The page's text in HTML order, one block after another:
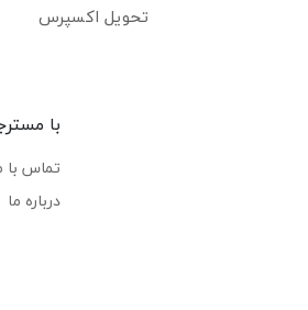
تحویل اکسپرس
با
تماس با
درباره ما